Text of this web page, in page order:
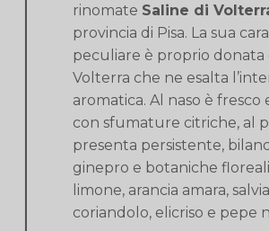
rinomate Saline di
provincia di Pisa. La sua
peculiare è proprio donata
Volterra che ne esalta
aromatica. Al naso è fresco
con sfumature citriche, al
presenta persistente,
ginepro e botaniche
limone, arancia amara,
coriandolo, elicriso e pepe